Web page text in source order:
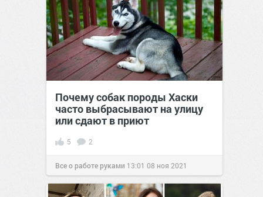
Почему собак породы Хаски
часто выбрасывают на улицу
или сдают в приют
5 2
Все о работе руками 13:01 08 ноя 2021